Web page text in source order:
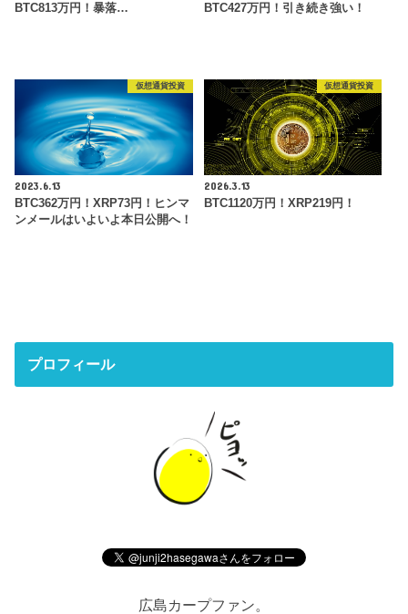
BTC813万円！暴落…
BTC427万円！引き続き強い！
仮想通貨投資
2023.6.13
BTC362万円！XRP73円！ヒンマ
ンメールはいよいよ本日公開へ！
仮想通貨投資
2026.3.13
BTC1120万円！XRP219円！
プロフィール
広島カープファン。